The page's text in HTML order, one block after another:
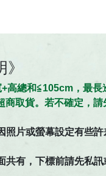
+高總和≦105cm，最
取貨。若不確定，請
照片或螢幕設定有些
共有，下標前請先私